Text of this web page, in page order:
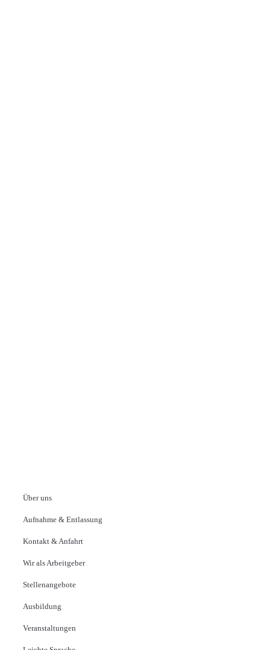
Über uns
Aufnahme & Entlassung
Kontakt & Anfahrt
Wir als Arbeitgeber
Stellenangebote
Ausbildung
Veranstaltungen